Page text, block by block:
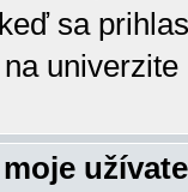
sa
univerzite